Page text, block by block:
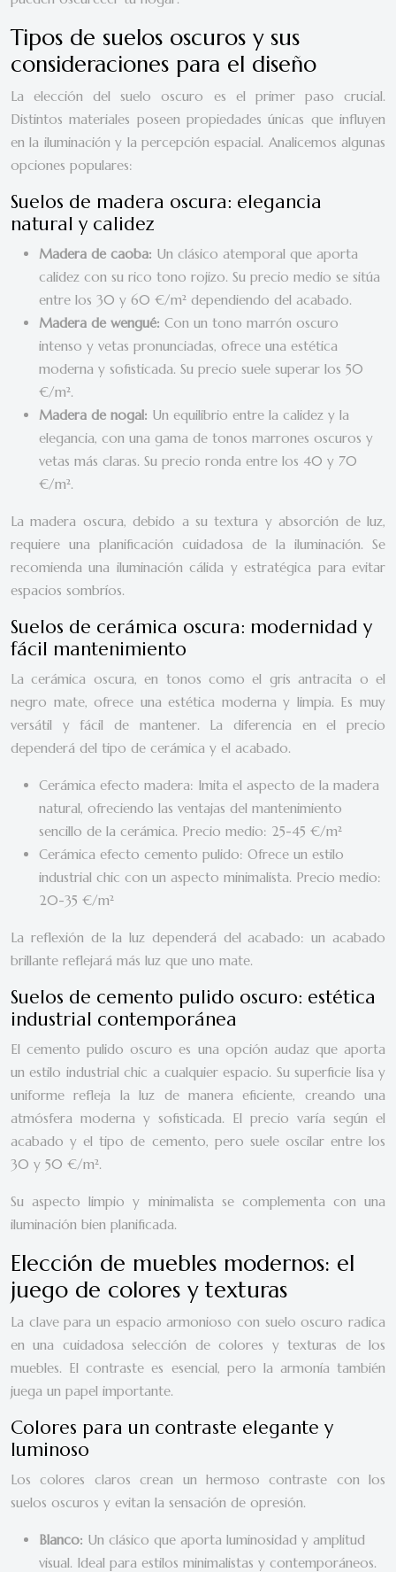
Tipos de suelos oscuros y sus
consideraciones para el diseño
La elección del suelo oscuro es el primer paso crucial.
Distintos materiales poseen propiedades únicas que influyen
en la iluminación y la percepción espacial. Analicemos algunas
opciones populares:
Suelos de madera oscura: elegancia
natural y calidez
Madera de caoba: Un clásico atemporal que aporta
calidez con su rico tono rojizo. Su precio medio se sitúa
entre los 30 y 60 €/m² dependiendo del acabado.
Madera de wengué: Con un tono marrón oscuro
intenso y vetas pronunciadas, ofrece una estética
moderna y sofisticada. Su precio suele superar los 50
€/m².
Madera de nogal: Un equilibrio entre la calidez y la
elegancia, con una gama de tonos marrones oscuros y
vetas más claras. Su precio ronda entre los 40 y 70
€/m².
La madera oscura, debido a su textura y absorción de luz,
requiere una planificación cuidadosa de la iluminación. Se
recomienda una iluminación cálida y estratégica para evitar
espacios sombríos.
Suelos de cerámica oscura: modernidad y
fácil mantenimiento
La cerámica oscura, en tonos como el gris antracita o el
negro mate, ofrece una estética moderna y limpia. Es muy
versátil y fácil de mantener. La diferencia en el precio
dependerá del tipo de cerámica y el acabado.
Cerámica efecto madera: Imita el aspecto de la madera
natural, ofreciendo las ventajas del mantenimiento
sencillo de la cerámica. Precio medio: 25-45 €/m²
Cerámica efecto cemento pulido: Ofrece un estilo
industrial chic con un aspecto minimalista. Precio medio:
20-35 €/m²
La reflexión de la luz dependerá del acabado: un acabado
brillante reflejará más luz que uno mate.
Suelos de cemento pulido oscuro: estética
industrial contemporánea
El cemento pulido oscuro es una opción audaz que aporta
un estilo industrial chic a cualquier espacio. Su superficie lisa y
uniforme refleja la luz de manera eficiente, creando una
atmósfera moderna y sofisticada. El precio varía según el
acabado y el tipo de cemento, pero suele oscilar entre los
30 y 50 €/m².
Su aspecto limpio y minimalista se complementa con una
iluminación bien planificada.
Elección de muebles modernos: el
juego de colores y texturas
La clave para un espacio armonioso con suelo oscuro radica
en una cuidadosa selección de colores y texturas de los
muebles. El contraste es esencial, pero la armonía también
juega un papel importante.
Colores para un contraste elegante y
luminoso
Los colores claros crean un hermoso contraste con los
suelos oscuros y evitan la sensación de opresión.
Blanco: Un clásico que aporta luminosidad y amplitud
visual. Ideal para estilos minimalistas y contemporáneos.